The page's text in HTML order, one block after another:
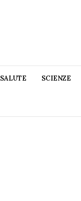
SALUTE SCIENZE